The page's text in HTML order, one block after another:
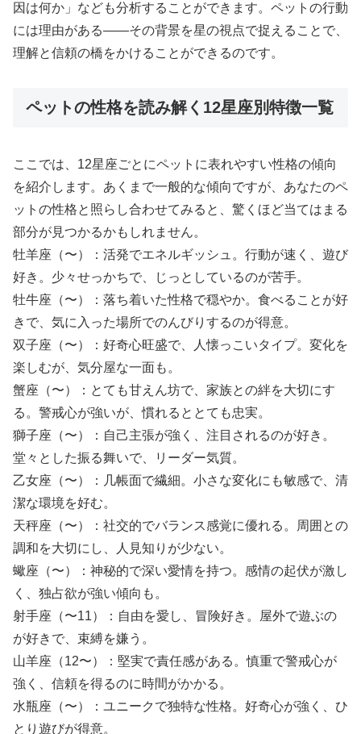
因は何か」なども分析することができます。ペットの行動
には理由がある――その背景を星の視点で捉えることで、
理解と信頼の橋をかけることができるのです。
ペットの性格を読み解く12星座別特徴一覧
ここでは、12星座ごとにペットに表れやすい性格の傾向
を紹介します。あくまで一般的な傾向ですが、あなたのペ
ットの性格と照らし合わせてみると、驚くほど当てはまる
部分が見つかるかもしれません。
牡羊座（〜）：活発でエネルギッシュ。行動が速く、遊び
好き。少々せっかちで、じっとしているのが苦手。
牡牛座（〜）：落ち着いた性格で穏やか。食べることが好
きで、気に入った場所でのんびりするのが得意。
双子座（〜）：好奇心旺盛で、人懐っこいタイプ。変化を
楽しむが、気分屋な一面も。
蟹座（〜）：とても甘えん坊で、家族との絆を大切にす
る。警戒心が強いが、慣れるととても忠実。
獅子座（〜）：自己主張が強く、注目されるのが好き。
堂々とした振る舞いで、リーダー気質。
乙女座（〜）：几帳面で繊細。小さな変化にも敏感で、清
潔な環境を好む。
天秤座（〜）：社交的でバランス感覚に優れる。周囲との
調和を大切にし、人見知りが少ない。
蠍座（〜）：神秘的で深い愛情を持つ。感情の起伏が激し
く、独占欲が強い傾向も。
射手座（〜11）：自由を愛し、冒険好き。屋外で遊ぶの
が好きで、束縛を嫌う。
山羊座（12〜）：堅実で責任感がある。慎重で警戒心が
強く、信頼を得るのに時間がかかる。
水瓶座（〜）：ユニークで独特な性格。好奇心が強く、ひ
とり遊びが得意。